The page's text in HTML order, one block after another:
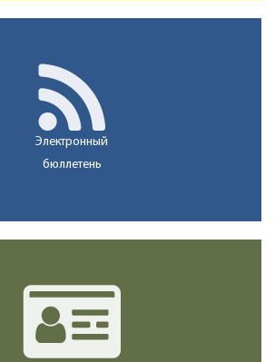
Электронный
бюллетень